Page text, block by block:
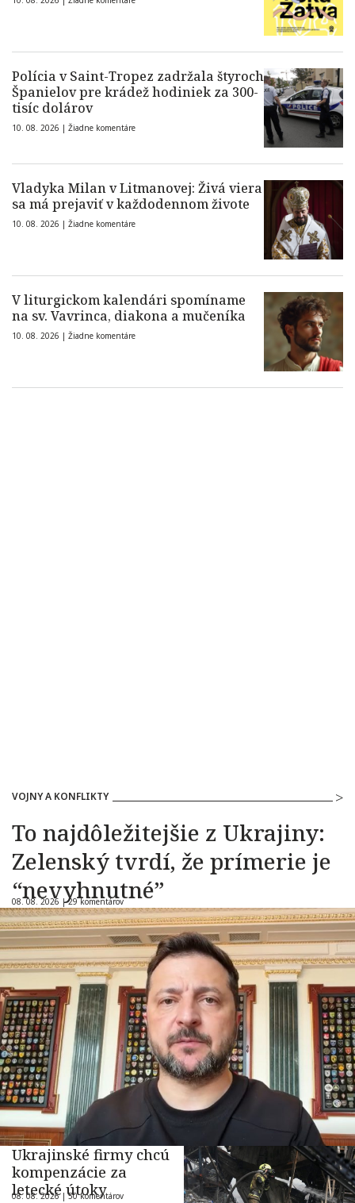
Polícia v Saint-Tropez zadržala štyroch
Španielov pre krádež hodiniek za 300-
tisíc dolárov
10. 08. 2026 | Žiadne komentáre
Vladyka Milan v Litmanovej: Živá viera
sa má prejaviť v každodennom živote
10. 08. 2026 | Žiadne komentáre
V liturgickom kalendári spomíname
na sv. Vavrinca, diakona a mučeníka
10. 08. 2026 | Žiadne komentáre
VOJNY A KONFLIKTY
To najdôležitejšie z Ukrajiny:
Zelenský tvrdí, že prímerie je
“nevyhnutné”
08. 08. 2026 |29 komentárov
Ukrajinské firmy chcú
kompenzácie za
letecké útoky
08. 08. 2026 |50 komentárov